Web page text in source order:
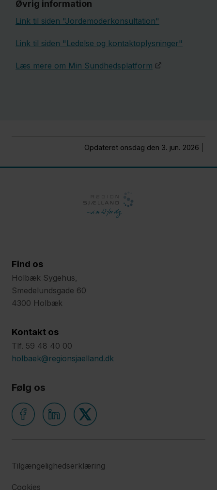
Øvrig information
Link til siden "Jordemoderkonsultation"
Link til siden "Ledelse og kontaktoplysninger"
Læs mere om Min Sundhedsplatform
Opdateret onsdag den 3. jun. 2026
Find os
Holbæk Sygehus,
Smedelundsgade 60
4300 Holbæk
Kontakt os
Tlf. 59 48 40 00
holbaek@regionsjaelland.dk
Følg os
Tilgængelighedserklæring
Cookies